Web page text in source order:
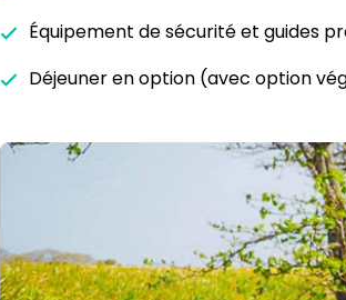
Équipement de sécurité et guides
Déjeuner en option (avec option